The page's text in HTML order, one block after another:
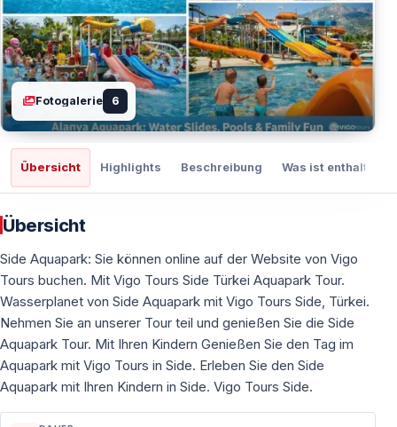
Fotogalerie 6
Übersicht Highlights Beschreibung Was ist enthalten
Übersicht
Side Aquapark: Sie können online auf der Website von Vigo
Tours buchen. Mit Vigo Tours Side Türkei Aquapark Tour.
Wasserplanet von Side Aquapark mit Vigo Tours Side, Türkei.
Nehmen Sie an unserer Tour teil und genießen Sie die Side
Aquapark Tour. Mit Ihren Kindern Genießen Sie den Tag im
Aquapark mit Vigo Tours in Side. Erleben Sie den Side
Aquapark mit Ihren Kindern in Side. Vigo Tours Side.